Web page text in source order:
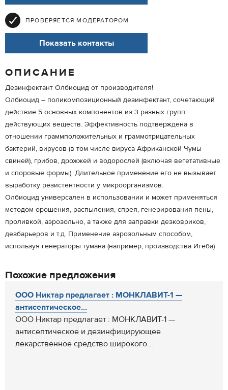
ПРОВЕРЯЕТСЯ МОДЕРАТОРОМ
Показать контакты
ОПИСАНИЕ
Дезинфектант Олбиоцид от производителя!
Олбиоцид – поликомпозиционный дезинфектант, сочетающий
действие 5 основных компонентов из 3 разных групп
действующих веществ. Эффективность подтверждена в
отношении граммположительных и граммотрицательных
бактерий, вирусов (в том числе вируса Африканской Чумы
свиней), грибов, дрожжей и водорослей (включая вегетативные
и споровые формы). Длительное применение его не вызывает
выработку резистентности у микроорганизмов.
Олбиоцид универсален в использовании и может применяться
методом орошения, распыления, спрея, генерирования пены,
проливкой, аэрозольно, а также для заправки дезковриков,
дезбарьеров и т.д. Применение аэрозольным способом,
используя генераторы тумана (например, производства Игеба)
Похожие предложения
ООО Никтар предлагает : МОНКЛАВИТ-1 —
антисептическое...
ООО Никтар предлагает : МОНКЛАВИТ-1 —
антисептическое и дезинфицирующее
лекарственное средство широкого...